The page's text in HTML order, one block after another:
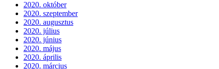
2020. október
2020. szeptember
2020. augusztus
2020. július
2020. június
2020. május
2020. április
2020. március